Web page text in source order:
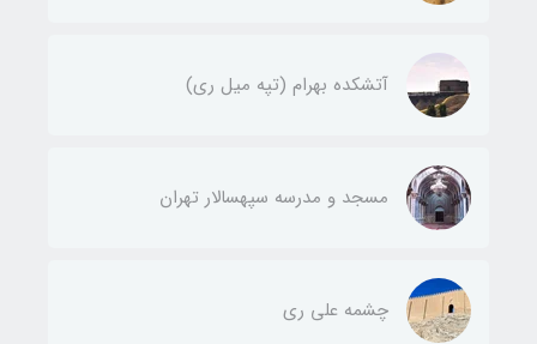
آتشکده بهرام (تپه میل ری)
مسجد و مدرسه سپهسالار تهران
چشمه علی ری